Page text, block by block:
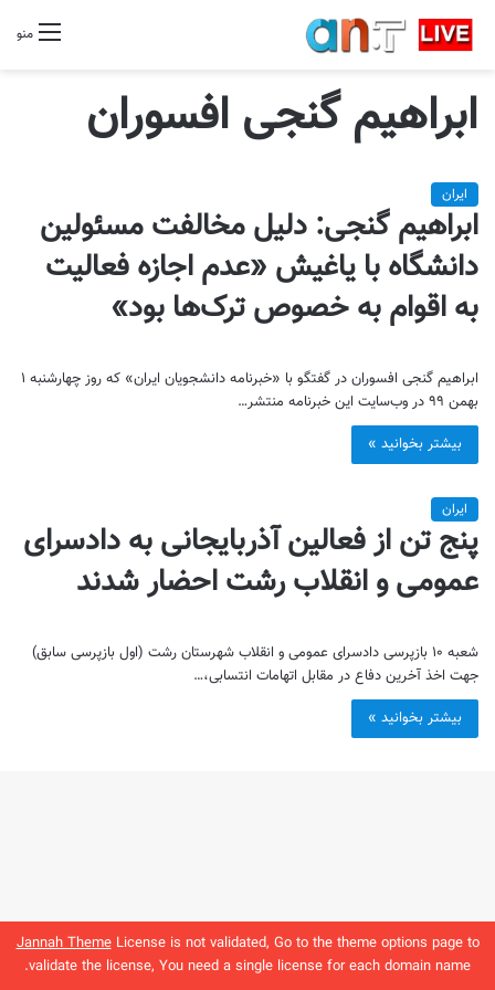
Jannah ThemeLicense is not validated, Go to the theme options page to
validate the license, You need a single license for each domain name.
منو
ابراهیم گنجی افسوران
ایران
ابراهیم گنجی: دلیل مخالفت مسئولین
دانشگاه با یاغیش «عدم اجازه فعالیت
به اقوام به خصوص ترک‌ها بود»
ابراهیم گنجی افسوران در گفتگو با «خبرنامه دانشجویان ایران» که روز چهارشنبه ۱
بهمن ۹۹ در وب‌سایت این خبرنامه منتشر…
بیشتر بخوانید »
ایران
پنج تن از فعالین آذربایجانی به دادسرای
عمومی و انقلاب رشت احضار شدند
شعبه ۱۰ بازپرسی دادسرای عمومی و انقلاب شهرستان رشت (اول بازپرسی سابق)
جهت اخذ آخرین دفاع در مقابل اتهامات انتسابی،…
بیشتر بخوانید »